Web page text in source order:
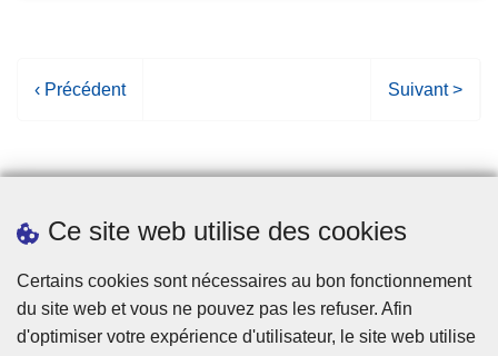
Ce site web utilise des cookies
Certains cookies sont nécessaires au bon fonctionnement
du site web et vous ne pouvez pas les refuser. Afin
d'optimiser votre expérience d'utilisateur, le site web utilise
P
e
r
c
é
d
‹ Précédent
P
e
u
v
a
n
Suivant >
Statistiques